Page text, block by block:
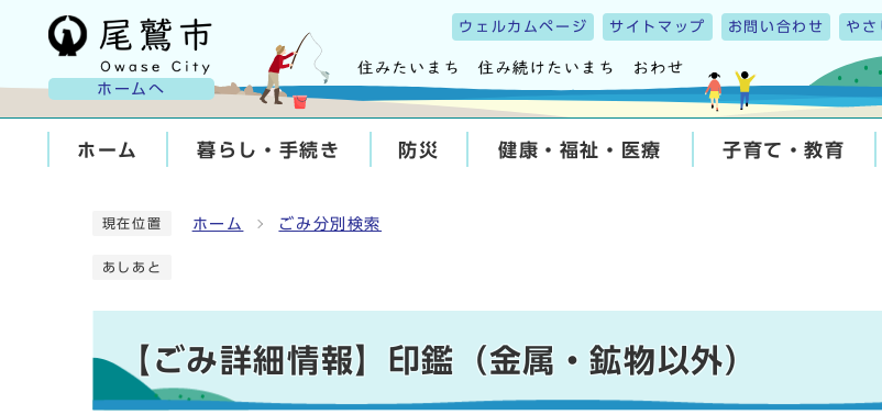
ホームへ
ウェルカムページ サイトマップ お問い合わせ やさ
ホーム 暮らし・手続き 防災 健康・福祉・医療 子育て・教育
現在位置 ホーム ごみ分別検索
あしあと
【ごみ詳細情報】印鑑（金属・鉱物以外）